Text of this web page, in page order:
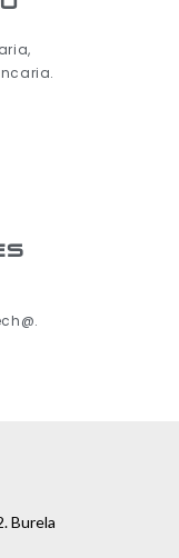
Burela